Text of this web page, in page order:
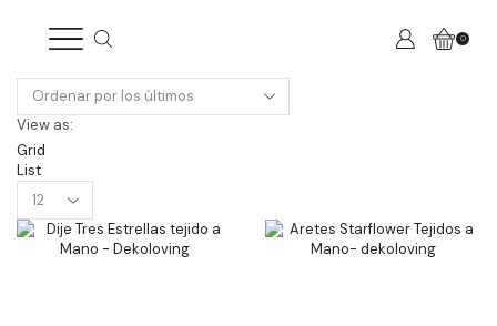
0
View as:
Grid
List
per
page